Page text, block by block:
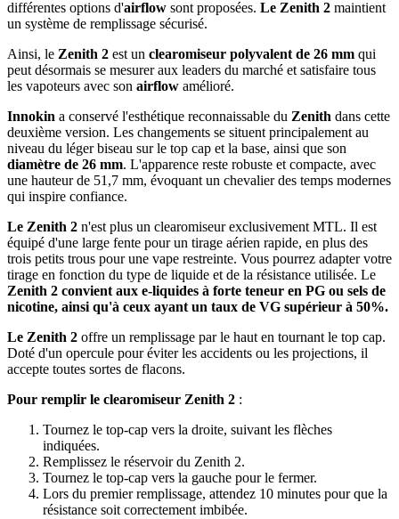
différentes options d'airflow sont proposées. Le Zenith 2 maintient
un système de remplissage sécurisé.
Ainsi, le Zenith 2 est un clearomiseur polyvalent de 26 mm qui
peut désormais se mesurer aux leaders du marché et satisfaire tous
les vapoteurs avec son airflow amélioré.
Innokin a conservé l'esthétique reconnaissable du Zenith dans cette
deuxième version. Les changements se situent principalement au
niveau du léger biseau sur le top cap et la base, ainsi que son
diamètre de 26 mm. L'apparence reste robuste et compacte, avec
une hauteur de 51,7 mm, évoquant un chevalier des temps modernes
qui inspire confiance.
Le Zenith 2 n'est plus un clearomiseur exclusivement MTL. Il est
équipé d'une large fente pour un tirage aérien rapide, en plus des
trois petits trous pour une vape restreinte. Vous pourrez adapter votre
tirage en fonction du type de liquide et de la résistance utilisée. Le
Zenith 2 convient aux e-liquides à forte teneur en PG ou sels de
nicotine, ainsi qu'à ceux ayant un taux de VG supérieur à 50%.
Le Zenith 2 offre un remplissage par le haut en tournant le top cap.
Doté d'un opercule pour éviter les accidents ou les projections, il
accepte toutes sortes de flacons.
Pour remplir le clearomiseur Zenith 2 :
Tournez le top-cap vers la droite, suivant les flèches
indiquées.
Remplissez le réservoir du Zenith 2.
Tournez le top-cap vers la gauche pour le fermer.
Lors du premier remplissage, attendez 10 minutes pour que la
résistance soit correctement imbibée.